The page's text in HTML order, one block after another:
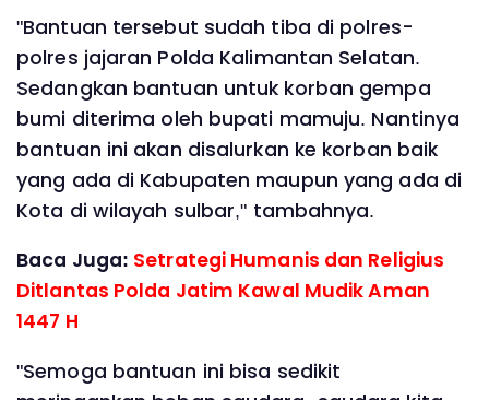
"Bantuan tersebut sudah tiba di polres-
polres jajaran Polda Kalimantan Selatan.
Sedangkan bantuan untuk korban gempa
bumi diterima oleh bupati mamuju. Nantinya
bantuan ini akan disalurkan ke korban baik
yang ada di Kabupaten maupun yang ada di
Kota di wilayah sulbar," tambahnya.
Baca Juga: Setrategi Humanis dan Religius
Ditlantas Polda Jatim Kawal Mudik Aman
1447 H
"Semoga bantuan ini bisa sedikit